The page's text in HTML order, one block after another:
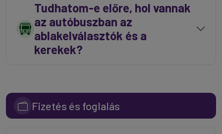
Tudhatom-e előre, hol vannak
az autóbuszban az
ablakelválasztók és a
kerekek?
Fizetés és foglalás